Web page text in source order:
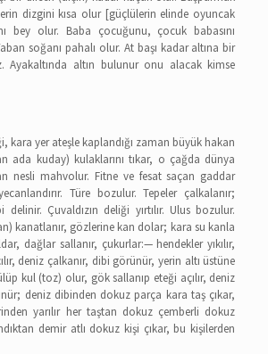
dizgini kısa olur [güçlülerin elinde oyuncak
bey olur. Baba çocuğunu, çocuk babasını
soğanı pahalı olur. At başı kadar altına bir
Ayakaltında altın bulunur onu alacak kimse
kara yer ateşle kaplandığı zaman büyük hakan
ada kuday) kulaklarını tıkar, o çağda dünya
nesli mahvolur. Fitne ve fesat saçan gaddar
Türe bozulur. Tepeler çalkalanır;
Çuvaldızın deliği yırtılır. Ulus bozulur.
kanatlanır, gözlerine kan dolar; kara su kanla
dağlar sallanır, çukurlar:— hendekler yıkılır,
deniz çalkanır, dibi görünür, yerin altı üstüne
kul (toz) olur, gök sallanıp eteği açılır, deniz
deniz dibinden dokuz parça kara taş çıkar,
yarılır her taştan dokuz çemberli dokuz
demir atlı dokuz kişi çıkar, bu kişilerden